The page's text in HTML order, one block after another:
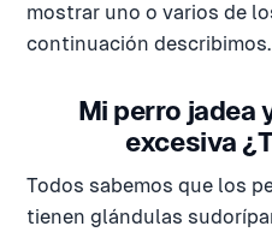
mostrar uno o varios de
continuación describimos.
Mi perro jadea
excesiva
Todos sabemos que los
tienen glándulas